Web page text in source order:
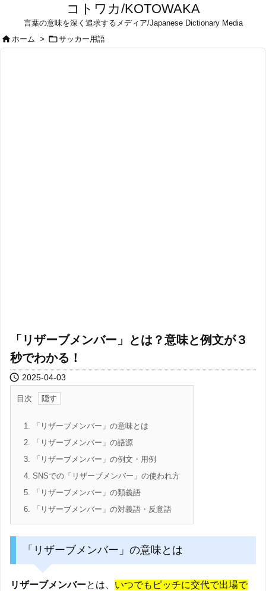
コトワカ/KOTOWAKA
言葉の意味を深く追求するメディア/Japanese Dictionary Media
ホーム > サッカー用語
「リザーブメンバー」とは？意味と例文が３
秒でわかる！
 2025-04-03
目次
1. 「リザーブメンバー」の意味とは
2. 「リザーブメンバー」の語源
3. 「リザーブメンバー」の例文・用例
4. SNSでの「リザーブメンバー」の使われ方
5. 「リザーブメンバー」の類義語
6. 「リザーブメンバー」の対義語・反意語
「リザーブメンバー」の意味とは
リザーブメンバーとは、 いつでもピッチに交代で出場で